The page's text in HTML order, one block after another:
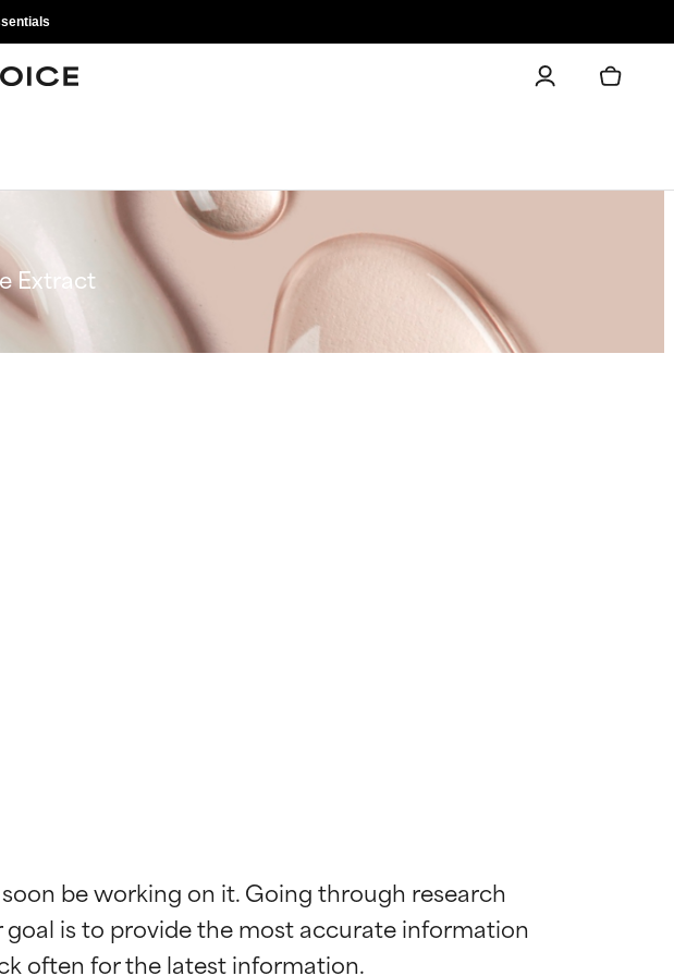
Extract
be working on it. Going through research
is to provide the most accurate information